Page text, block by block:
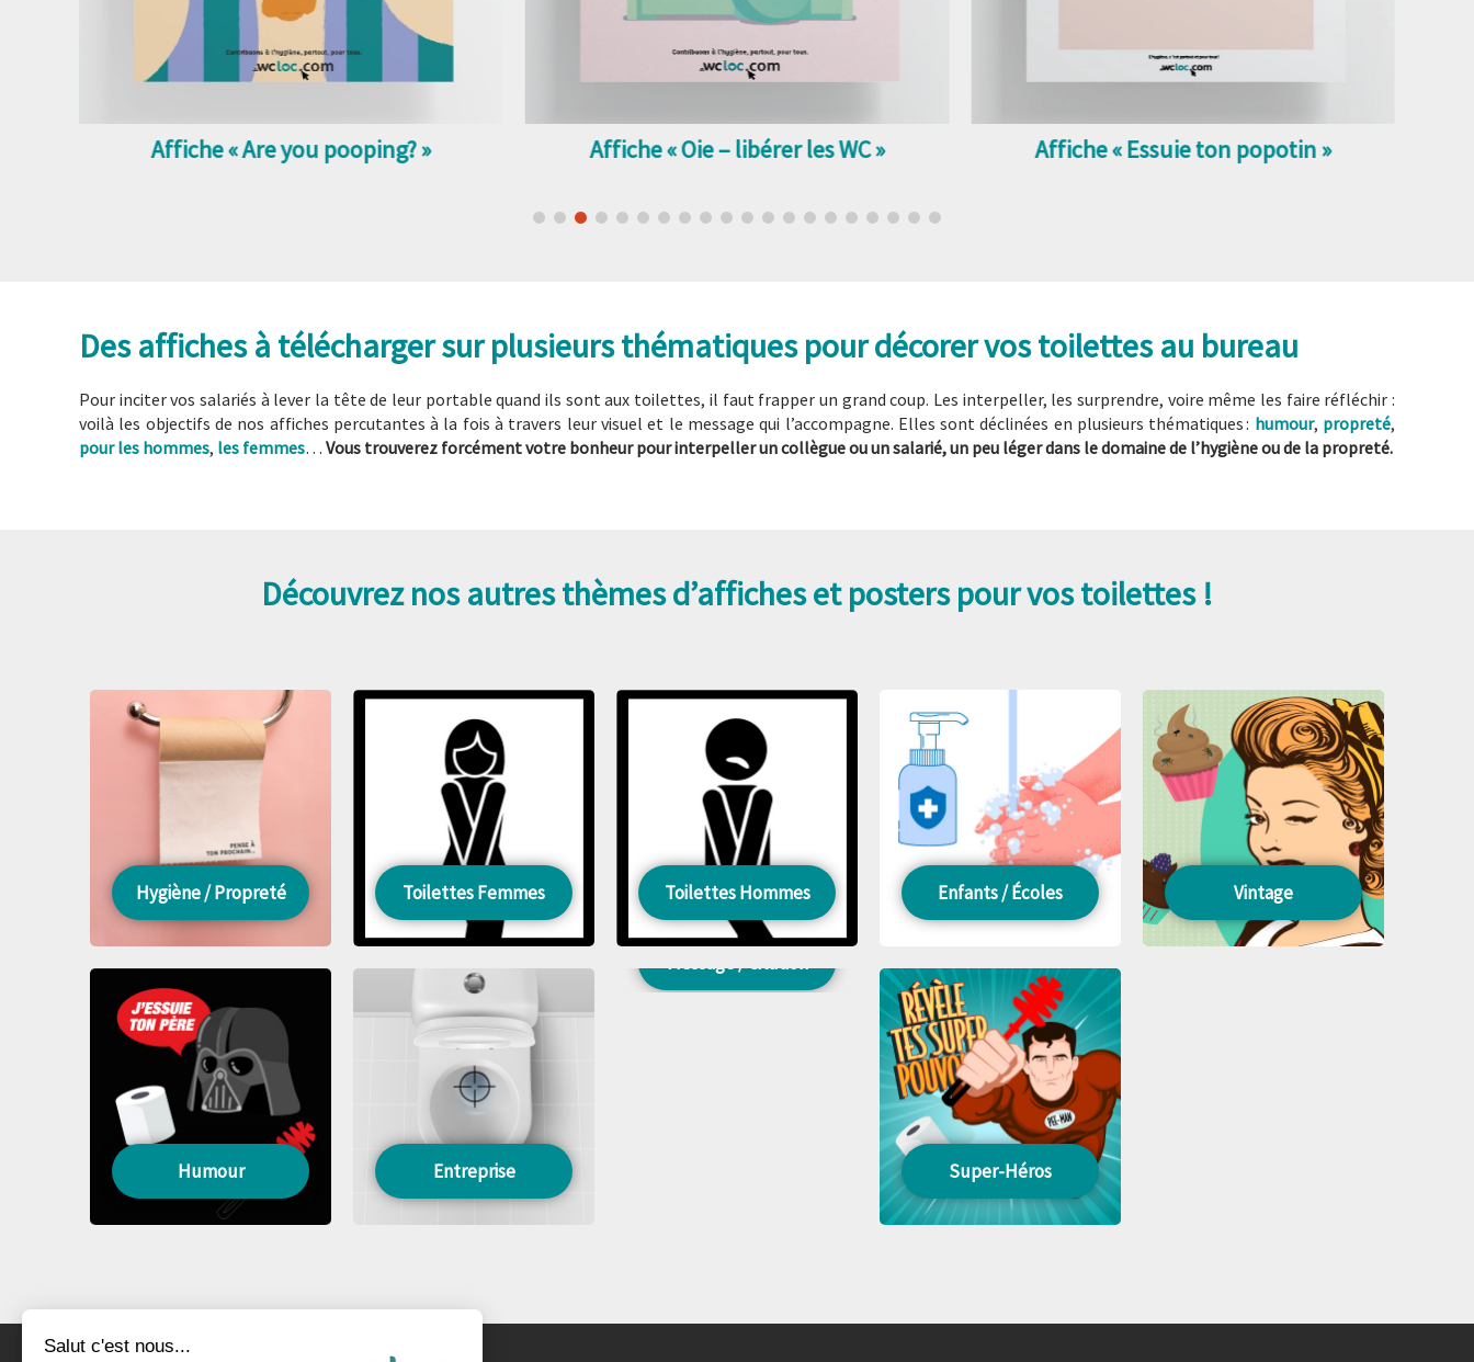
Affiche « Are you pooping? » Affiche « Oie – libérer les WC » Affiche « Essuie ton popotin »
Des affiches à télécharger sur plusieurs thématiques pour décorer vos toilettes au bureau
Pour inciter vos salariés à lever la tête de leur portable quand ils sont aux toilettes, il faut frapper un grand coup. Les interpeller, les surprendre, voire même les faire réfléchir :
voilà les objectifs de nos affiches percutantes à la fois à travers leur visuel et le message qui l’accompagne. Elles sont déclinées en plusieurs thématiques : humour, propreté,
pour les hommes, les femmes… Vous trouverez forcément votre bonheur pour interpeller un collègue ou un salarié, un peu léger dans le domaine de l’hygiène ou de la propreté.
Découvrez nos autres thèmes d’affiches et posters pour vos toilettes !
Hygiène / Propreté Toilettes Femmes Toilettes Hommes Enfants / Écoles Vintage
Humour Entreprise
Message / Citation
Super-Héros